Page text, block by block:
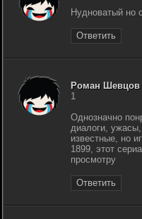
Нудноватый но
Ответить
Роман Шевцов
1
Однозначно
диалоги,
известные, но
1899, этот
просмотру
Ответить